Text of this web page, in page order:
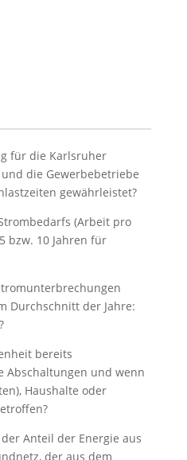
für die Karlsruher
die Gewerbebetriebe
gewährleistet?
(Arbeit pro
bzw. 10 Jahren für
Durchschnitt der Jahre:
bereits
Abschaltungen und wenn
Haushalte oder
Anteil der Energie aus
der aus dem